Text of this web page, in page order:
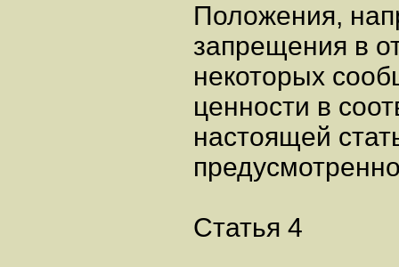
Положения,
запрещения в
некоторых
ценности в
настоящей
Статья 4